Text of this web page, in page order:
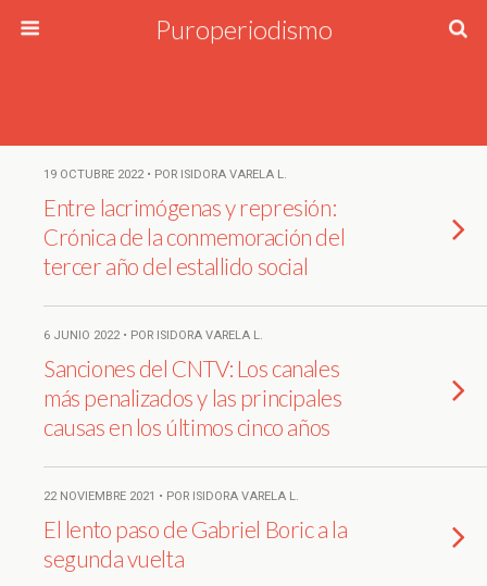
Puroperiodismo
19 OCTUBRE 2022 • POR ISIDORA VARELA L.
Entre lacrimógenas y represión:
Crónica de la conmemoración del
tercer año del estallido social
6 JUNIO 2022 • POR ISIDORA VARELA L.
Sanciones del CNTV: Los canales
más penalizados y las principales
causas en los últimos cinco años
22 NOVIEMBRE 2021 • POR ISIDORA VARELA L.
El lento paso de Gabriel Boric a la
segunda vuelta